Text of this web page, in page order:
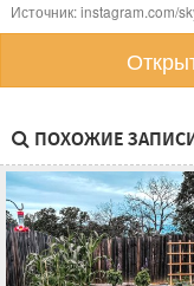
Источник: instagram.com/
ПОХОЖИЕ